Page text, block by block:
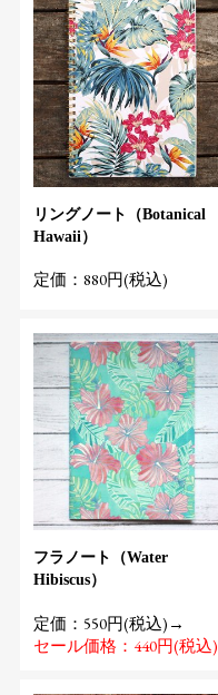
リングノート（Botanical
Hawaii）
定価：880円(税込)
フラノート（Water
Hibiscus）
定価：550円(税込)→
セール価格：440円(税込)